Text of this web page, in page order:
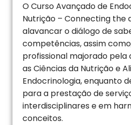
O Curso Avançado de
Nutrição – Connecting the
alavancar o diálogo de
competências, assim
profissional majorado
as Ciências da Nutrição e
Endocrinologia, enquanto
para a prestação de
interdisciplinares e em
conceitos.